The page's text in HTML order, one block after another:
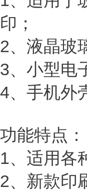
印；
2、液晶玻
3、小型电
4、手机外
功能特点：
1、适用各
2、新款印